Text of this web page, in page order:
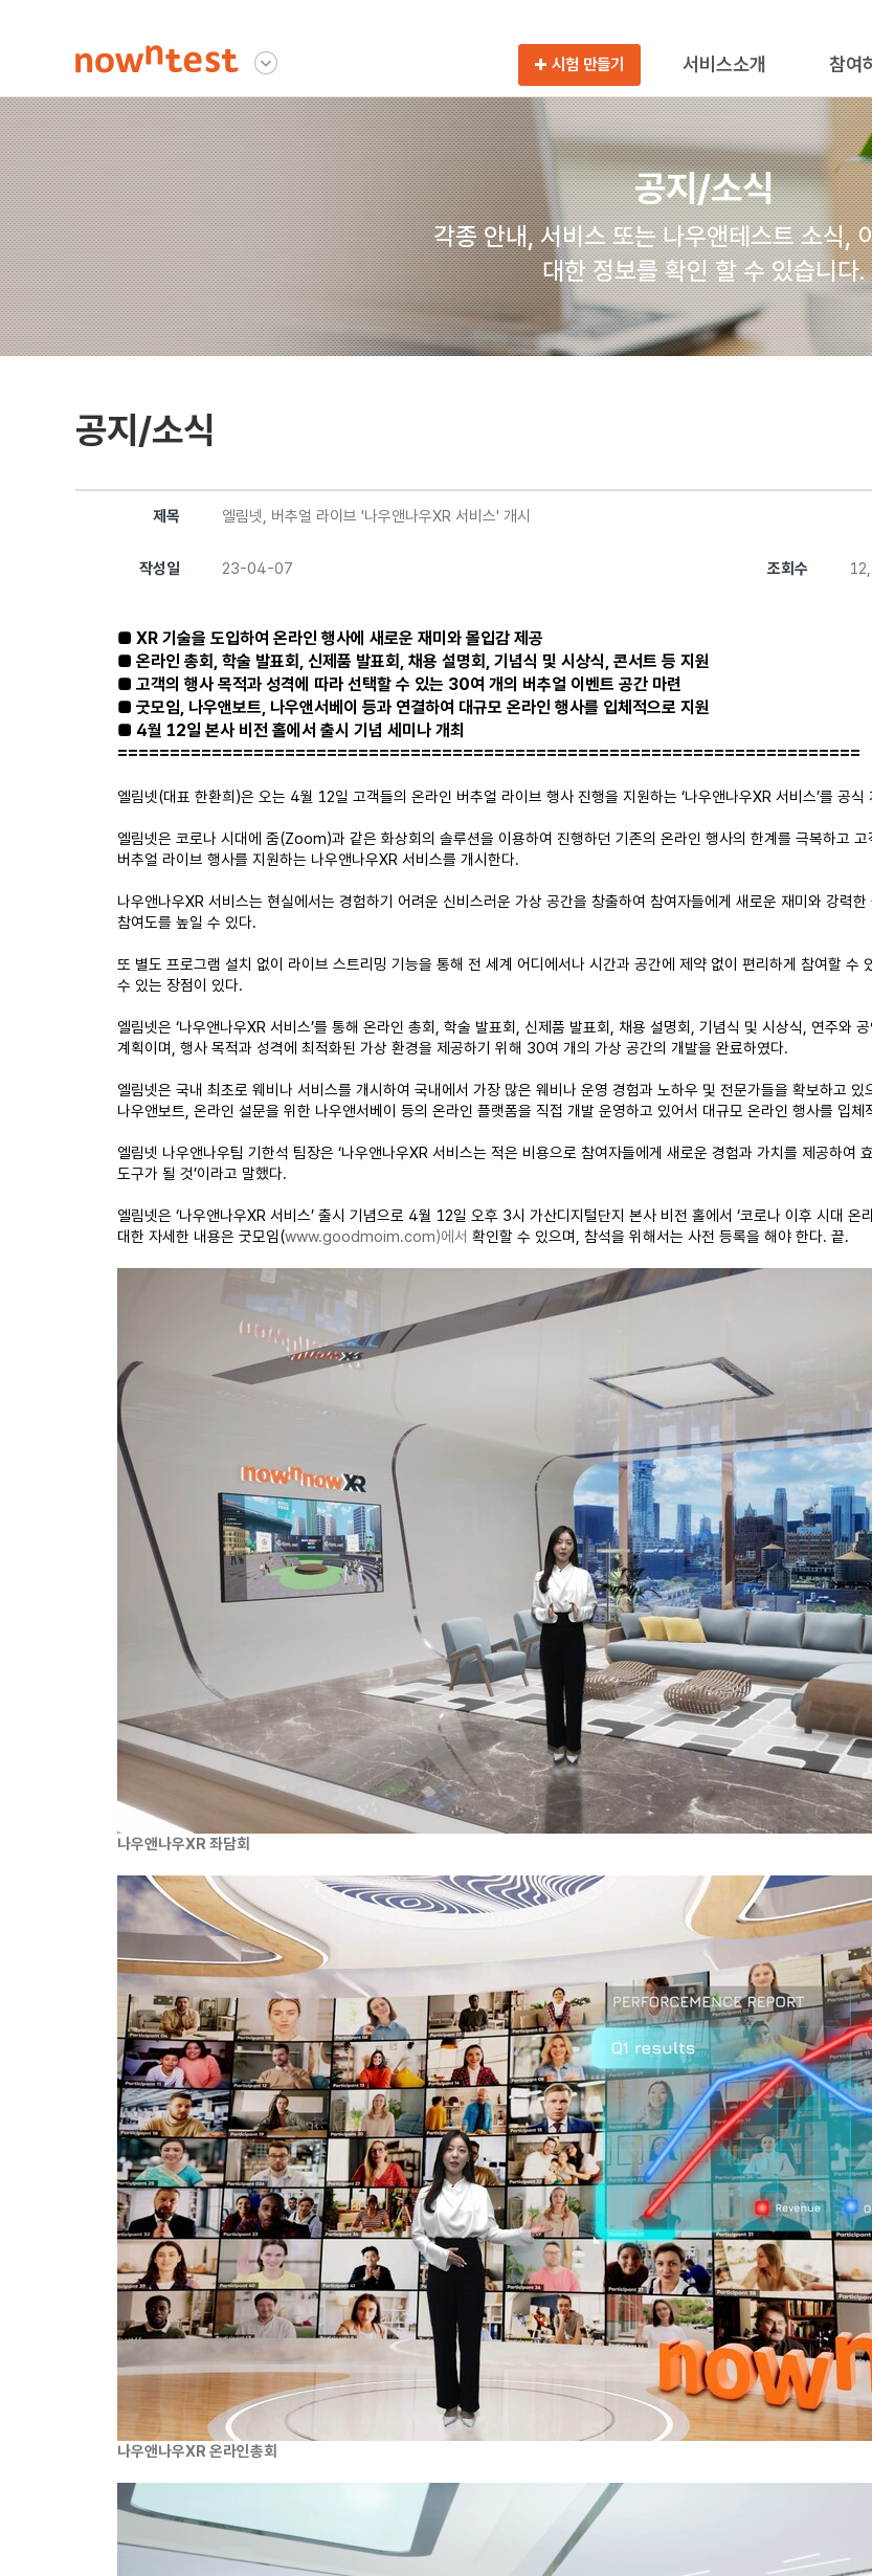
다른사이트 보기
시험 만들기
서비스소개 참여
공지/소식
각종 안내, 서비스 또는 나우앤테스트 소식,
대한 정보를 확인 할 수 있습니다.
공지/소식
제목 엘림넷, 버추얼 라이브 '나우앤나우XR 서비스' 개시
작성일 23-04-07 조회수
■ XR 기술을 도입하여 온라인 행사에 새로운 재미와 몰입감 제공
■ 온라인 총회, 학술 발표회, 신제품 발표회, 채용 설명회, 기념식 및 시상식, 콘서트 등 지원
■ 고객의 행사 목적과 성격에 따라 선택할 수 있는 30여 개의 버추얼 이벤트 공간 마련
■ 굿모임, 나우앤보트, 나우앤서베이 등과 연결하여 대규모 온라인 행사를 입체적으로 지원
■ 4월 12일 본사 비전 홀에서 출시 기념 세미나 개최
=======================================================================
엘림넷(대표 한환희)은 오는 4월 12일 고객들의 온라인 버추얼 라이브 행사 진행을 지원하는 ‘나우앤나우XR 서비스’를 공식
엘림넷은 코로나 시대에 줌(Zoom)과 같은 화상회의 솔루션을 이용하여 진행하던 기존의 온라인 행사의 한계를 극복하고
버추얼 라이브 행사를 지원하는 나우앤나우XR 서비스를 개시한다.
나우앤나우XR 서비스는 현실에서는 경험하기 어려운 신비스러운 가상 공간을 창출하여 참여자들에게 새로운 재미와 강력
참여도를 높일 수 있다.
또 별도 프로그램 설치 없이 라이브 스트리밍 기능을 통해 전 세계 어디에서나 시간과 공간에 제약 없이 편리하게 참여할
수 있는 장점이 있다.
엘림넷은 ‘나우앤나우XR 서비스’를 통해 온라인 총회, 학술 발표회, 신제품 발표회, 채용 설명회, 기념식 및 시상식, 연주와
계획이며, 행사 목적과 성격에 최적화된 가상 환경을 제공하기 위해 30여 개의 가상 공간의 개발을 완료하였다.
엘림넷은 국내 최초로 웨비나 서비스를 개시하여 국내에서 가장 많은 웨비나 운영 경험과 노하우 및 전문가들을 확보하고
나우앤보트, 온라인 설문을 위한 나우앤서베이 등의 온라인 플랫폼을 직접 개발 운영하고 있어서 대규모 온라인 행사를 입
엘림넷 나우앤나우팀 기한석 팀장은 ‘나우앤나우XR 서비스는 적은 비용으로 참여자들에게 새로운 경험과 가치를 제공하여
도구가 될 것’이라고 말했다.
엘림넷은 ‘나우앤나우XR 서비스’ 출시 기념으로 4월 12일 오후 3시 가산디지털단지 본사 비전 홀에서 ‘코로나 이후 시대
대한 자세한 내용은 굿모임(www.goodmoim.com)에서 확인할 수 있으며, 참석을 위해서는 사전 등록을 해야 한다. 끝.
나우앤나우XR 좌담회
나우앤나우XR 온라인총회